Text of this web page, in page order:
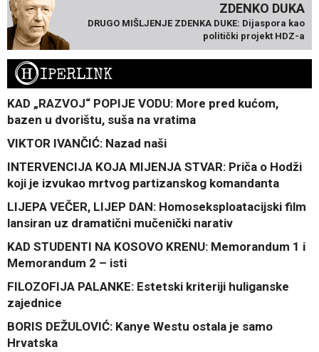
ZDENKO DUKA
DRUGO MIŠLJENJE ZDENKA DUKE: Dijaspora kao
politički projekt HDZ-a
HIPERLINK
KAD „RAZVOJ“ POPIJE VODU: More pred kućom,
bazen u dvorištu, suša na vratima
VIKTOR IVANČIĆ: Nazad naši
INTERVENCIJA KOJA MIJENJA STVAR: Priča o Hodži
koji je izvukao mrtvog partizanskog komandanta
LIJEPA VEČER, LIJEP DAN: Homoseksploatacijski film
lansiran uz dramatični mučenički narativ
KAD STUDENTI NA KOSOVO KRENU: Memorandum 1 i
Memorandum 2 – isti
FILOZOFIJA PALANKE: Estetski kriteriji huliganske
zajednice
BORIS DEŽULOVIĆ: Kanye Westu ostala je samo
Hrvatska